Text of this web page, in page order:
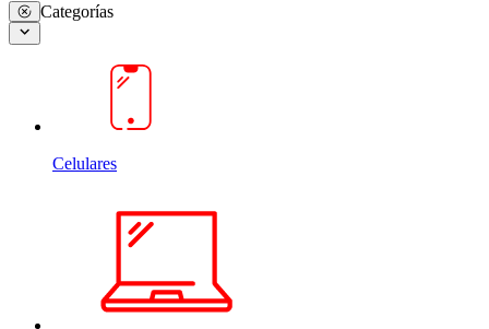
Categorías
Celulares